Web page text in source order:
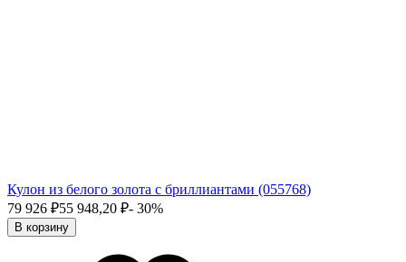
Кулон из белого золота с бриллиантами (055768)
79 926 ₽55 948,20 ₽- 30%
В корзину